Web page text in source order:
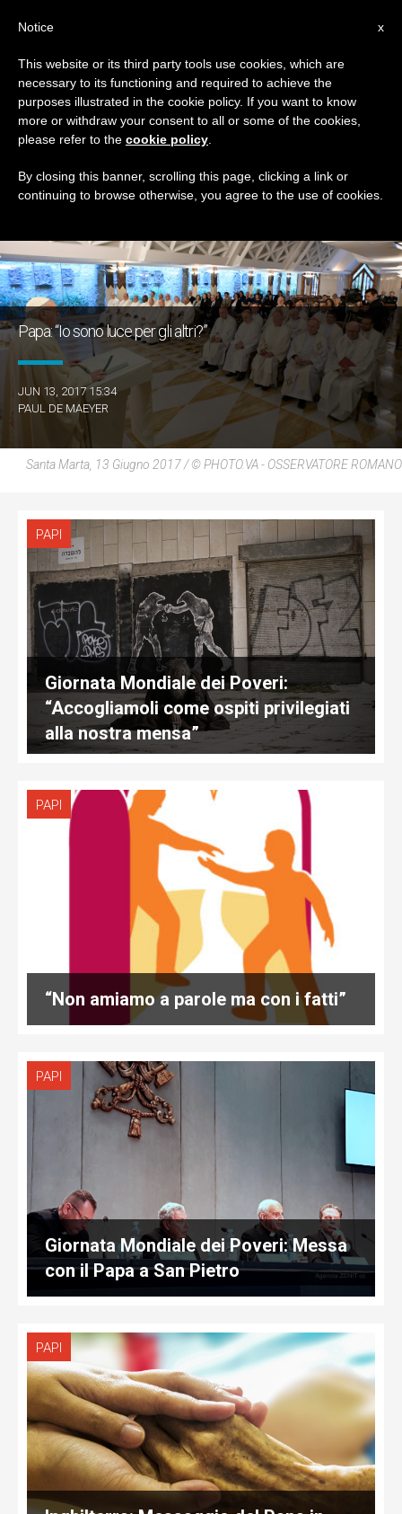
GIORNO
Giugno 13th, 2017
ULTIME NOTIZIE
Papa: “Io sono luce per gli altri?”
JUN 13, 2017 15:34
PAUL DE MAEYER
Santa Marta, 13 Giugno 2017 / © PHOTO.VA - OSSERVATORE ROMANO
PAPI
Giornata Mondiale dei Poveri:
“Accogliamoli come ospiti privilegiati
alla nostra mensa”
PAPI
“Non amiamo a parole ma con i fatti”
PAPI
Giornata Mondiale dei Poveri: Messa
con il Papa a San Pietro
PAPI
x
Notice
This website or its third party tools use cookies, which are
necessary to its functioning and required to achieve the
purposes illustrated in the cookie policy. If you want to know
more or withdraw your consent to all or some of the cookies,
please refer to the cookie policy
By closing this banner, scrolling this page, clicking a link or
continuing to browse otherwise, you agree to the use of cookies.